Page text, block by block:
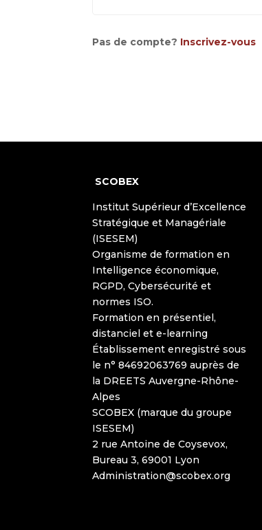
Pas de compte? Inscrivez-vous
SCOBEX
Institut Supérieur d’Excellence
Stratégique et Managériale
(ISESEM)
Organisme de formation en
Intelligence économique,
RGPD, Cybersécurité et
normes ISO.
Formation en présentiel,
distanciel et e-learning
Établissement enregistré sous
le n° 84692063769 auprès de
la DREETS Auvergne-Rhône-
Alpes
SCOBEX (marque du groupe
ISESEM)
2 rue Antoine de Coysevox,
Bureau 3, 69001 Lyon
Administration@scobex.org